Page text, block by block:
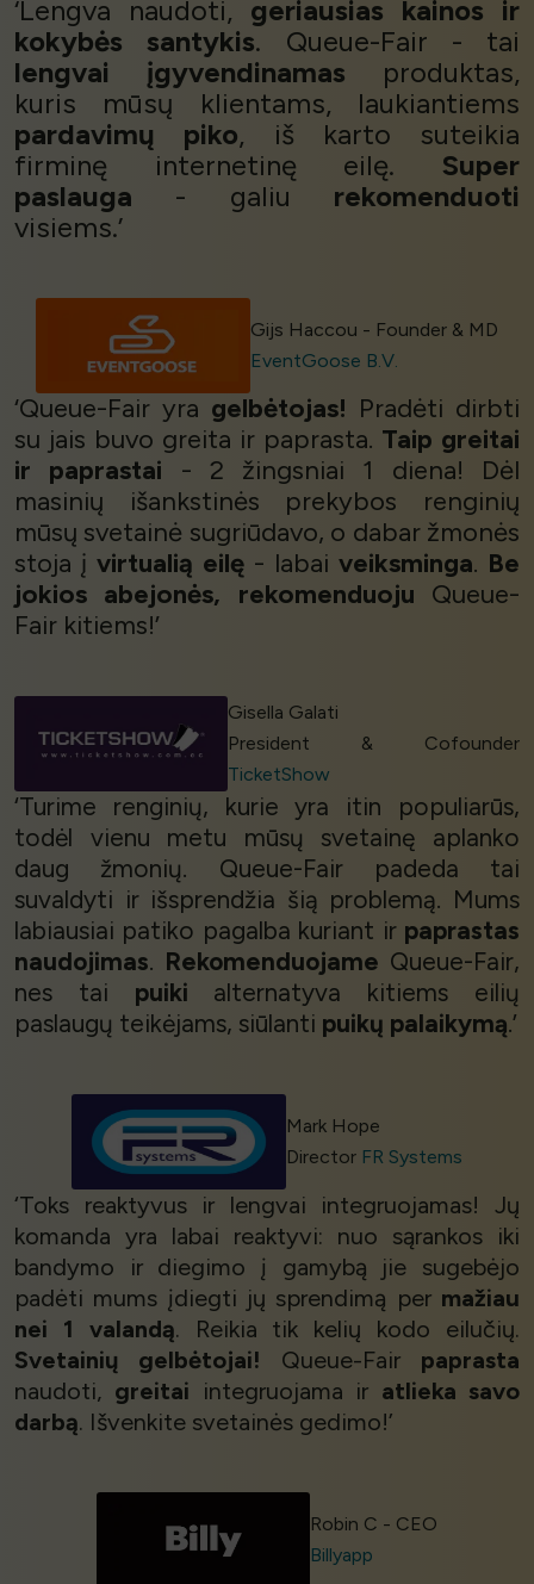
‘Lengva naudoti, geriausias kainos ir
kokybės santykis. Queue-Fair - tai
lengvai įgyvendinamas produktas,
kuris mūsų klientams, laukiantiems
pardavimų piko, iš karto suteikia
firminę internetinę eilę. Super
paslauga - galiu rekomenduoti
visiems.’
Gijs Haccou - Founder & MD
EventGoose B.V.
‘Queue-Fair yra gelbėtojas! Pradėti dirbti
su jais buvo greita ir paprasta. Taip greitai
ir paprastai - 2 žingsniai 1 diena! Dėl
masinių išankstinės prekybos renginių
mūsų svetainė sugriūdavo, o dabar žmonės
stoja į virtualią eilę - labai veiksminga. Be
jokios abejonės,
rekomenduoju Queue-
Fair kitiems!’
Gisella Galati
President & Cofounder
TicketShow
‘Turime renginių, kurie yra itin populiarūs,
todėl vienu metu mūsų svetainę aplanko
daug žmonių. Queue-Fair padeda tai
suvaldyti ir išsprendžia šią problemą. Mums
labiausiai patiko pagalba kuriant ir paprastas
naudojimas. Rekomenduojame Queue-Fair,
nes tai puiki alternatyva kitiems eilių
paslaugų teikėjams, siūlanti puikų palaikymą.’
Mark Hope
Director FR Systems
‘Toks reaktyvus ir lengvai integruojamas! Jų
komanda yra labai reaktyvi: nuo sąrankos iki
bandymo ir diegimo į gamybą jie sugebėjo
padėti mums įdiegti jų sprendimą per mažiau
nei 1 valandą. Reikia tik kelių kodo eilučių.
Svetainių gelbėtojai! Queue-Fair paprasta
naudoti, greitai integruojama ir atlieka savo
darbą. Išvenkite svetainės gedimo!’
Robin C - CEO
Billyapp